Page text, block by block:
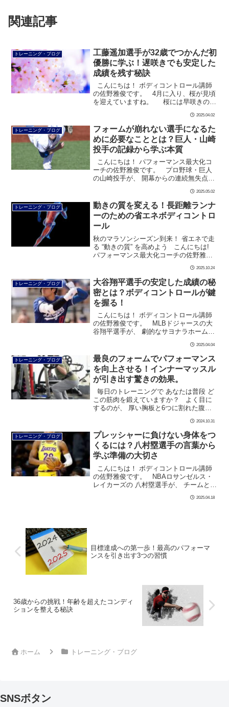
関連記事
トレーニング・ブログ
工藤遥加選手が32歳でつかんだ初
優勝に学ぶ！遅咲きでも安定した
成績を残す秘訣
こんにちは！ ボディコントロール講師
の佐野雅俊です。 4月に入り、桜が見頃
を迎えていますね。 桜には早咲きのも
2025.04.02
トレーニング・ブログ
フォームが崩れない選手になるた
めに必要なこととは？巨人・山崎
投手の記録から学ぶ本質
こんにちは！ パフォーマンス最大化コ
ーチの佐野雅俊です。 プロ野球・巨人
の山崎投手が、 開幕からの連続無失点を
2025.05.02
トレーニング・ブログ
動きの質を変える！長距離ランナ
ーのための省エネボディコントロ
ール
秋のマラソンシーズン到来！ 省エネで走
る “動きの質” を高めよう こんにちは!
パフォーマンス最大化コーチの佐野雅俊
2025.10.24
トレーニング・ブログ
大谷翔平選手の安定した成績の秘
密とは？ボディコントロールが鍵
を握る！
こんにちは！ ボディコントロール講師
の佐野雅俊です。 MLBドジャースの大
谷翔平選手が、 劇的なサヨナラホームラ
2025.04.04
トレーニング・ブログ
最良のフォームでパフォーマンス
を向上させる！インナーマッスル
が引き出す驚きの効果。
毎日のトレーニングで あなたは普段 ど
この筋肉を鍛えていますか？ よく目に
するのが、 厚い胸板と6つに割れた腹
2024.10.31
トレーニング・ブログ
プレッシャーに負けない身体をつ
くるには？八村塁選手の言葉から
学ぶ準備の大切さ
こんにちは！ ボディコントロール講師
の佐野雅俊です。 NBAロサンゼルス・
レイカーズの 八村塁選手が、 チームと共
2025.04.18
目標達成への第一歩！最高のパフォーマ
ンスを引き出す3つの習慣
36歳からの挑戦！年齢を超えたコンディ
ションを整える秘訣
ホーム トレーニング・ブログ
SNSボタン